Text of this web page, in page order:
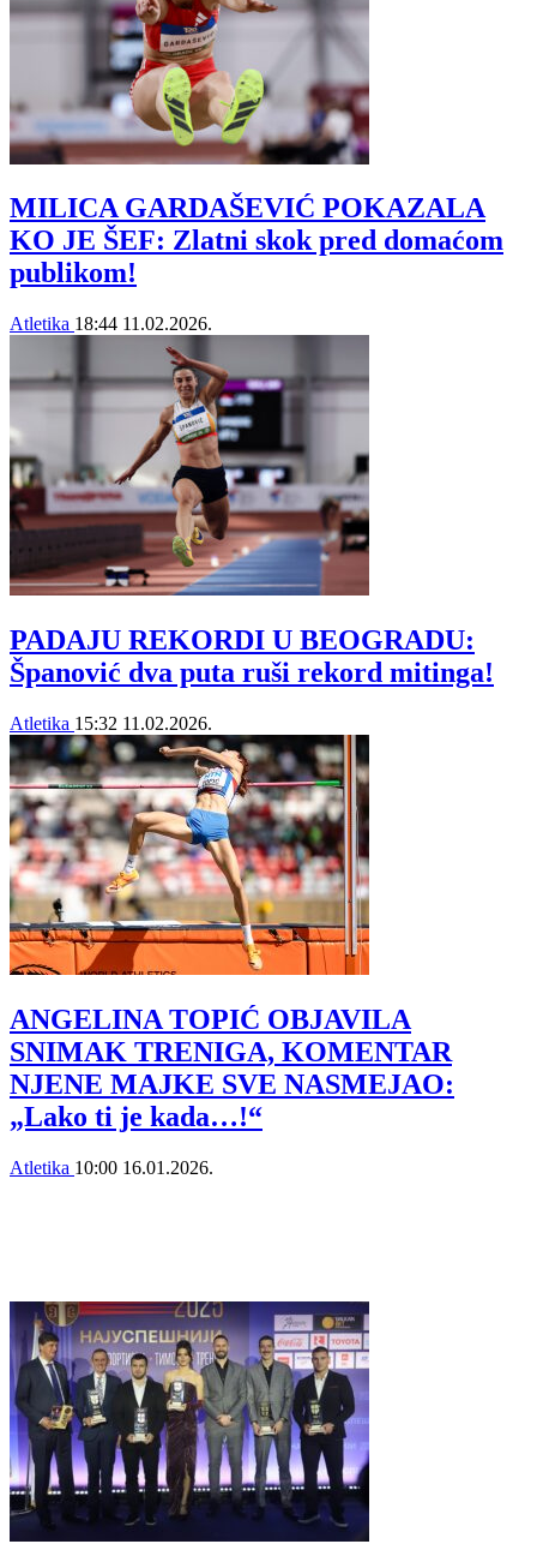
MILICA GARDAŠEVIĆ POKAZALA
KO JE ŠEF: Zlatni skok pred domaćom
publikom!
Atletika 18:44 11.02.2026.
PADAJU REKORDI U BEOGRADU:
Španović dva puta ruši rekord mitinga!
Atletika 15:32 11.02.2026.
ANGELINA TOPIĆ OBJAVILA
SNIMAK TRENIGA, KOMENTAR
NJENE MAJKE SVE NASMEJAO:
„Lako ti je kada…!“
Atletika 10:00 16.01.2026.